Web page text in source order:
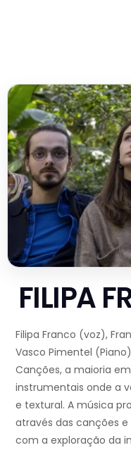
FILIPA
Filipa Franco (voz),
Vasco Pimentel
Canções, a maioria
instrumentais onde a
e textural. A música
através das canções
com a exploração da